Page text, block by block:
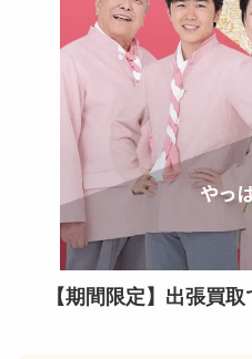
【期間限定】出張買